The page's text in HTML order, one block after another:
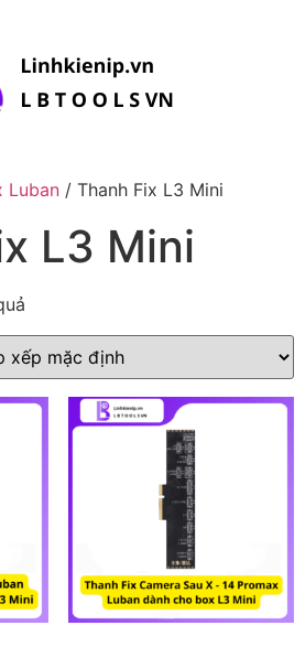
Luban / Thanh Fix L3 Mini
L3 Mini